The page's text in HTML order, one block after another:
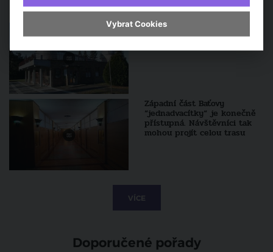
Zajímavá místa Zlínského
kraje, kde vyroste nová
nemocnice
Západní část Baťovy
“jednadvacítky“ je konečně
přístupná. Návštěvníci tak
mohou projít celou trasu
VÍCE
Doporučené pořady
Vybrat Cookies